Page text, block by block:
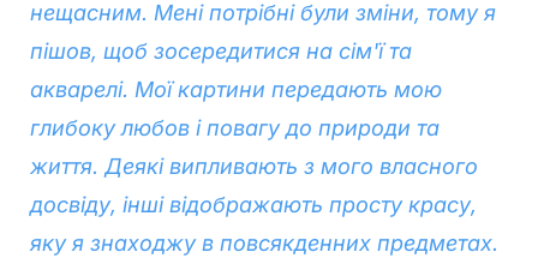
нещасним. Мені потрібні були зміни, тому я
пішов, щоб зосередитися на сім'ї та
акварелі. Мої картини передають мою
глибоку любов і повагу до природи та
життя. Деякі випливають з мого власного
досвіду, інші відображають просту красу,
яку я знаходжу в повсякденних предметах.